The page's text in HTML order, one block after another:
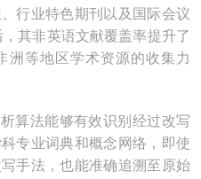
行业特色期刊以及国际会议
其非英语文献覆盖率提升了
洲等地区学术资源的收集力
算法能够有效识别经过改写
专业词典和概念网络，即使
手法，也能准确追溯至原始